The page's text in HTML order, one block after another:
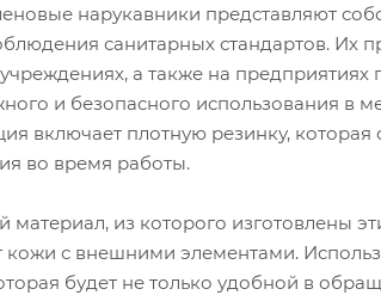
нарукавники представляют
санитарных стандартов. Их
а также на
и безопасного использования в
включает плотную резинку,
во время работы.
из которого изготовлены
кожи с внешними элементами.
будет не только удобной в